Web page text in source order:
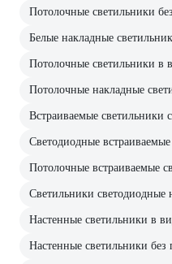
Потолочные светильники
Белые накладные
Потолочные светильники в
Потолочные накладные
Встраиваемые светильники
Светодиодные
Потолочные встраиваемые
Светильники светодиодные
Настенные светильники в
Настенные светильники без